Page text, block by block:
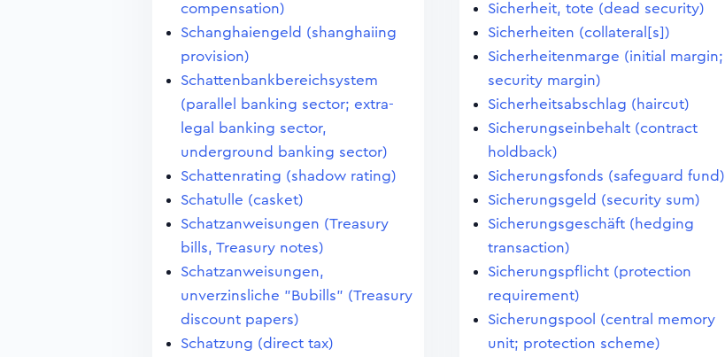
compensation)
Schanghaiengeld (shanghaiing
provision)
Schattenbankbereichsystem
(parallel banking sector; extra-
legal banking sector,
underground banking sector)
Schattenrating (shadow rating)
Schatulle (casket)
Schatzanweisungen (Treasury
bills, Treasury notes)
Schatzanweisungen,
unverzinsliche "Bubills" (Treasury
discount papers)
Schatzung (direct tax)
Sicherheit, tote (dead security)
Sicherheiten (collateral[s])
Sicherheitenmarge (initial margin;
security margin)
Sicherheitsabschlag (haircut)
Sicherungseinbehalt (contract
holdback)
Sicherungsfonds (safeguard fund)
Sicherungsgeld (security sum)
Sicherungsgeschäft (hedging
transaction)
Sicherungspflicht (protection
requirement)
Sicherungspool (central memory
unit; protection scheme)